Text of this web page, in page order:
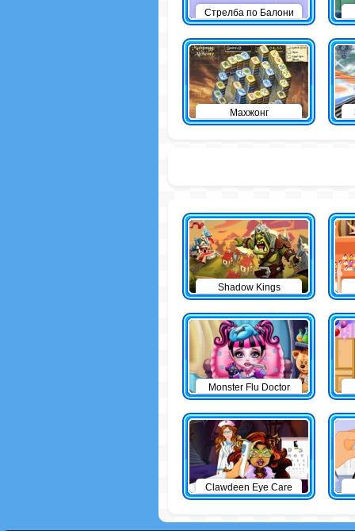
Стрелба по Балони
Махжонг
Shadow Kings
Monster Flu Doctor
Clawdeen Eye Care